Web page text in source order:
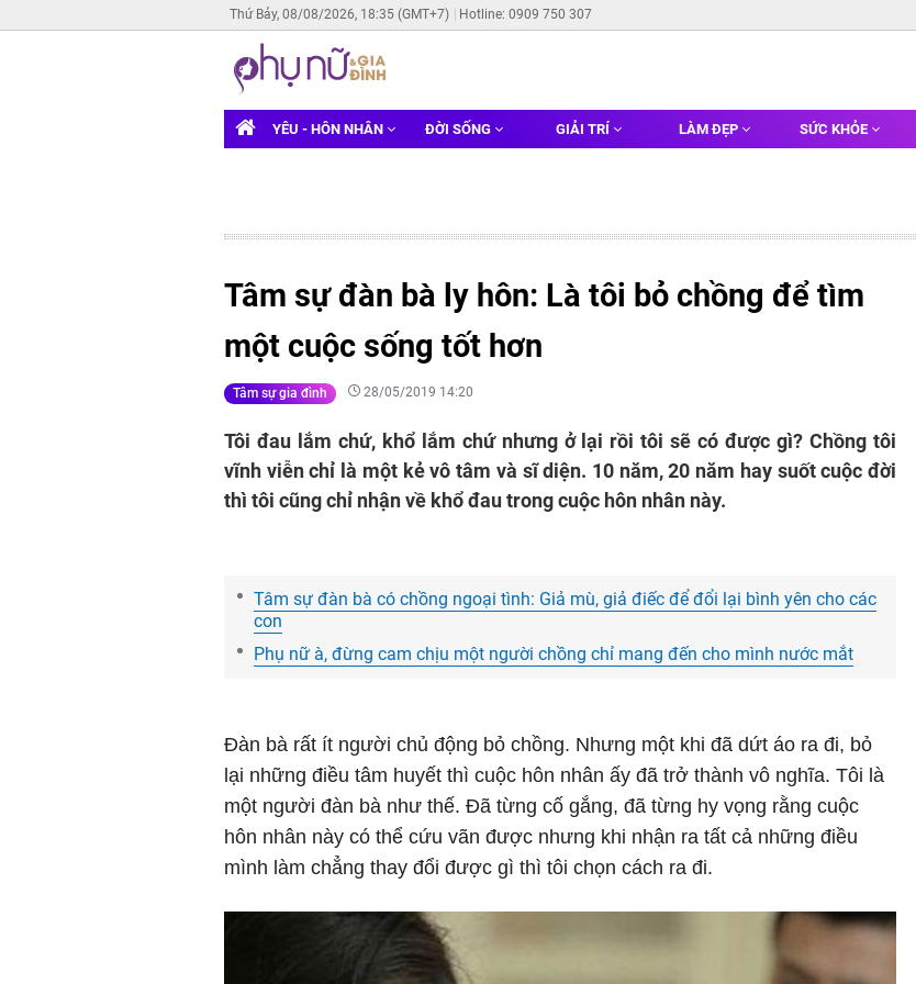
Thứ Bảy, 08/08/2026, 18:35 (GMT+7) Hotline: 0909 750 307
YÊU - HÔN NHÂN ĐỜI SỐNG GIẢI TRÍ LÀM ĐẸP SỨC KHỎE
Tâm sự đàn bà ly hôn: Là tôi bỏ chồng để tìm
một cuộc sống tốt hơn
Tâm sự gia đình 28/05/2019 14:20
Tôi đau lắm chứ, khổ lắm chứ nhưng ở lại rồi tôi sẽ có được gì? Chồng tôi
vĩnh viễn chỉ là một kẻ vô tâm và sĩ diện. 10 năm, 20 năm hay suốt cuộc đời
thì tôi cũng chỉ nhận về khổ đau trong cuộc hôn nhân này.
Tâm sự đàn bà có chồng ngoại tình: Giả mù, giả điếc để đổi lại bình yên cho các
con
Phụ nữ à, đừng cam chịu một người chồng chỉ mang đến cho mình nước mắt
Đàn bà rất ít người chủ động bỏ chồng. Nhưng một khi đã dứt áo ra đi, bỏ
lại những điều tâm huyết thì cuộc hôn nhân ấy đã trở thành vô nghĩa. Tôi là
một người đàn bà như thế. Đã từng cố gắng, đã từng hy vọng rằng cuộc
hôn nhân này có thể cứu vãn được nhưng khi nhận ra tất cả những điều
mình làm chẳng thay đổi được gì thì tôi chọn cách ra đi.